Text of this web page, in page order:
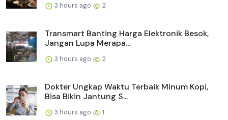
3 hours ago 2
Transmart Banting Harga Elektronik Besok,
Jangan Lupa Merapa...
3 hours ago 2
Dokter Ungkap Waktu Terbaik Minum Kopi,
Bisa Bikin Jantung S...
3 hours ago 1